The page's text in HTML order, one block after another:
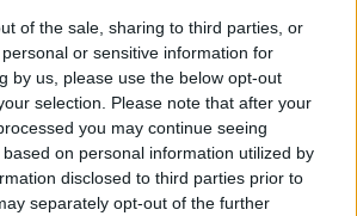
of the sale, sharing to third parties, or
or sensitive information for
by us, please use the below opt-out
selection. Please note that after your
you may continue seeing
on personal information utilized by
disclosed to third parties prior to
separately opt-out of the further
te
re
st
at
s
A
p
p
a
re
Articolo precedente
articolo